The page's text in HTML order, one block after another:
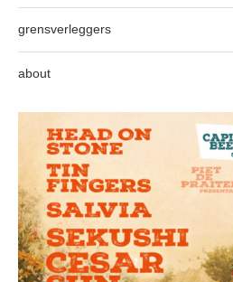
grensverleggers
about